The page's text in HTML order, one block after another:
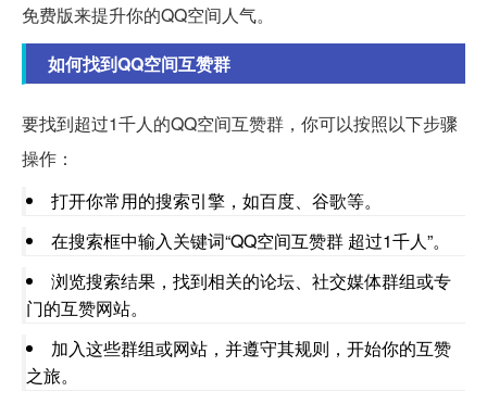
免费版来提升你的QQ空间人气。
如何找到QQ空间互赞群
要找到超过1千人的QQ空间互赞群，你可以按照以下步骤
操作：
打开你常用的搜索引擎，如百度、谷歌等。
在搜索框中输入关键词“QQ空间互赞群 超过1千人”。
浏览搜索结果，找到相关的论坛、社交媒体群组或专
门的互赞网站。
加入这些群组或网站，并遵守其规则，开始你的互赞
之旅。